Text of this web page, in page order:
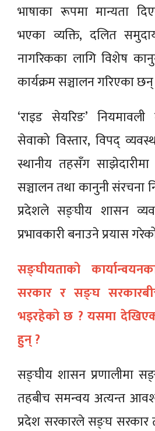
भाषाका रूपमा मान्यता
भएका व्यक्ति, दलित
नागरिकका लागि विशेष
कार्यक्रम सञ्चालन गरिएका छन्
‘राइड सेयरिङ’
सेवाको विस्तार, विपद्
स्थानीय तहसँग साझेदारीमा
सञ्चालन तथा कानुनी संरचना
प्रदेशले सङ्घीय शासन
प्रभावकारी बनाउने प्रयास
सङ्घीयताको
सरकार र सङ्घ
भइरहेको छ ? यसमा
हुन् ?
सङ्घीय शासन प्रणालीमा
तहबीच समन्वय अत्यन्त
प्रदेश सरकारले सङ्घ सरकार